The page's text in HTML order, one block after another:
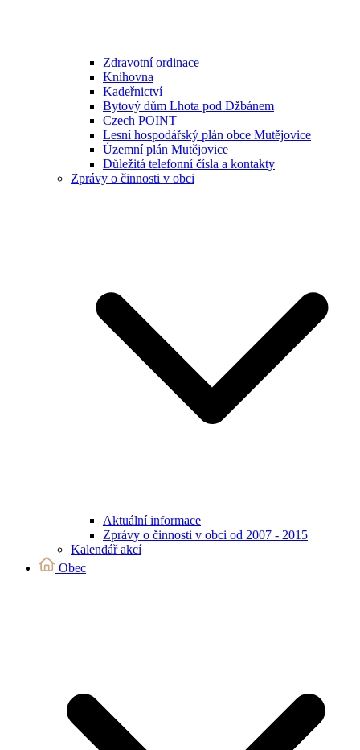
Zdravotní ordinace
Knihovna
Kadeřnictví
Bytový dům Lhota pod Džbánem
Czech POINT
Lesní hospodářský plán obce Mutějovice
Územní plán Mutějovice
Důležitá telefonní čísla a kontakty
Zprávy o činnosti v obci
Aktuální informace
Zprávy o činnosti v obci od 2007 - 2015
Kalendář akcí
Obec